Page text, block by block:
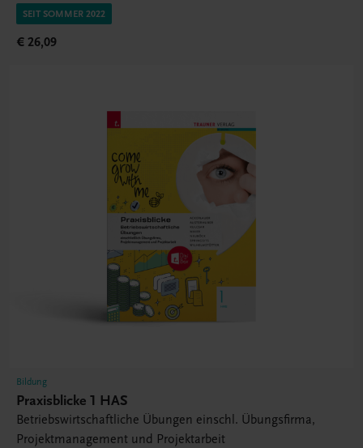
SEIT SOMMER 2022
€ 26,09
Bildung
Praxisblicke 1 HAS
Betriebswirtschaftliche Übungen einschl. Übungsfirma,
Projektmanagement und Projektarbeit